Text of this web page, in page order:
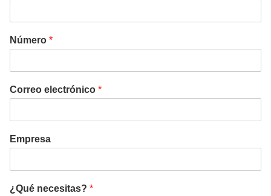
Número *
Correo electrónico *
Empresa
¿Qué necesitas? *